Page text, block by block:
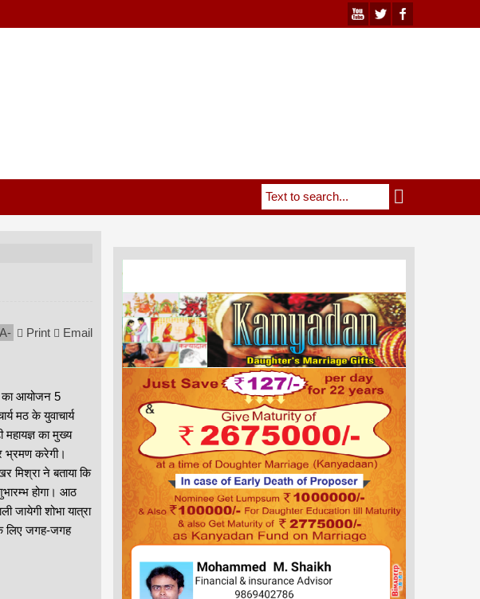
A- Print
Email
का आयोजन 5
मठ के युवाचार्य
महायज्ञ का मुख्य
भ्रमण करेगी।
मिश्रा ने बताया कि
होगा। आठ
जायेगी शोभा यात्रा
लिए जगह-जगह